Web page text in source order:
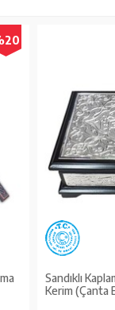
Sandıklı
Kerim (Çanta